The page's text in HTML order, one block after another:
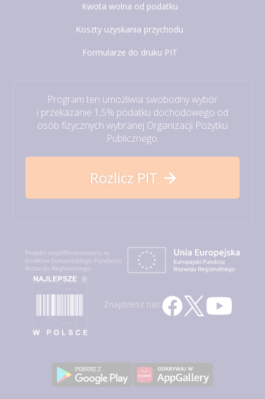
Kwota wolna od podatku
Koszty uzyskania przychodu
Formularze do druku PIT
Program ten umożliwia swobodny wybór
i przekazanie 1,5% podatku dochodowego od
osób fizycznych wybranej Organizacji Pożytku
Publicznego.
Rozlicz PIT
Znajdziesz nas: